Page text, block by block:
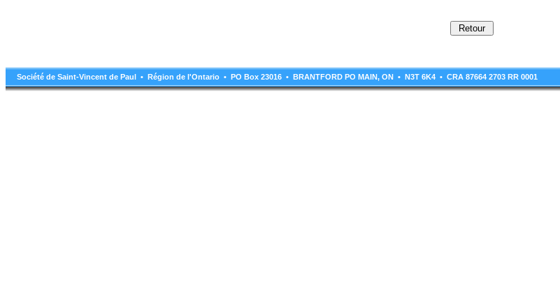
Société de Saint-Vincent de Paul • Région de l'Ontario • PO Box 23016 • BRANTFORD PO MAIN, ON • N3T 6K4 • CRA 87664 2703 RR 0001